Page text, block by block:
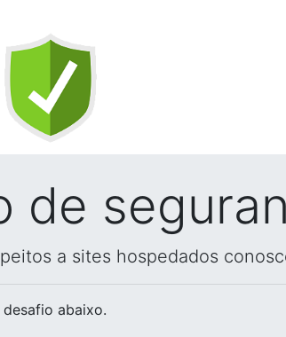
de
a sites hospedados
abaixo.